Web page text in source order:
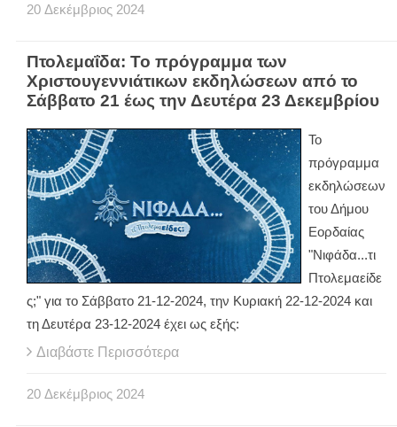
20 Δεκέμβριος 2024
Πτολεμαΐδα: Το πρόγραμμα των
Χριστουγεννιάτικων εκδηλώσεων από το
Σάββατο 21 έως την Δευτέρα 23 Δεκεμβρίου
To
πρόγραμμα
εκδηλώσεων
του Δήμου
Εορδαίας
"Νιφάδα...τι
Πτολεμαείδε
ς;" για το Σάββατο 21-12-2024, την Κυριακή 22-12-2024 και
τη Δευτέρα 23-12-2024 έχει ως εξής:
Διαβάστε Περισσότερα
20 Δεκέμβριος 2024